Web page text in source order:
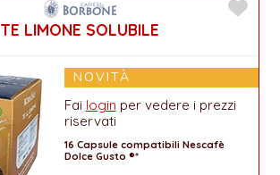
TE LIMONE SOLUBILE
NOVITÀ
Fai login per vedere i prezzi
riservati
16 Capsule compatibili Nescafè
Dolce Gusto ®*